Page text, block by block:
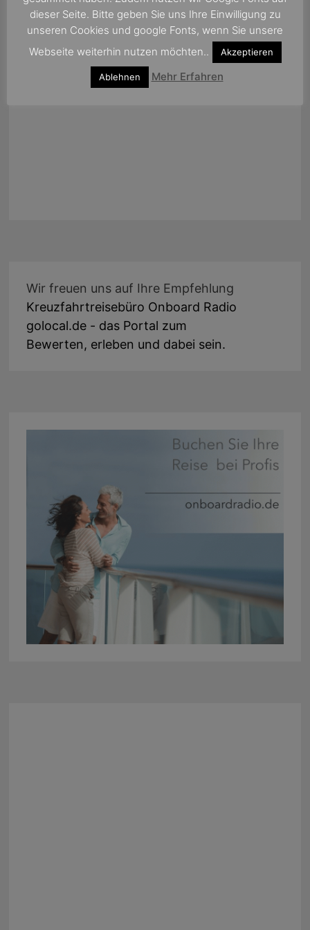
nach:
Wir freuen uns auf Ihre Empfehlung
Kreuzfahrtreisebüro Onboard Radio
golocal.de - das Portal zum
Bewerten, erleben und dabei sein.
dieser Seite. Bitte geben Sie uns Ihre Einwilligung zu
unseren Cookies und google Fonts, wenn Sie unsere
Webseite weiterhin nutzen möchten..
Akzeptieren
Ablehnen Mehr Erfahren